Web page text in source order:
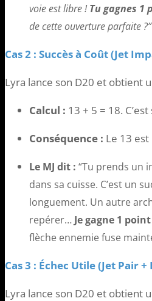
voie est libre !Tu gagnes 1
de cette ouverture parfaite ?”
Cas 2 : Succès à Coût (Jet
Lyra lance son D20 et obtient
Calcul : 13 + 5 = 18.
Conséquence : Le 13
Le MJ dit : “Tu prends un
dans sa cuisse. C’est un
longuement. Un autre
repérer… Je gagne 1
flèche ennemie fuse
Cas 3 : Échec Utile (Jet Pair +
Lyra lance son D20 et obtient